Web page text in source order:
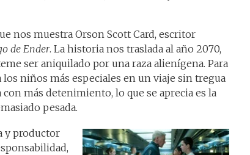
nos muestra Orson Scott Card, escritor
de Ender. La historia nos traslada al año 2070,
ser aniquilado por una raza alienígena. Para
los niños más especiales en un viaje sin tregua
con más detenimiento, lo que se aprecia es la
pesada.
y productor